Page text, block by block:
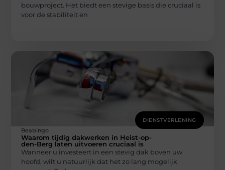
bouwproject. Het biedt een stevige basis die cruciaal is
voor de stabiliteit en
DIENSTVERLENING
Beabingo
Waarom tijdig dakwerken in Heist-op-
den-Berg laten uitvoeren cruciaal is
Wanneer u investeert in een stevig dak boven uw
hoofd, wilt u natuurlijk dat het zo lang mogelijk